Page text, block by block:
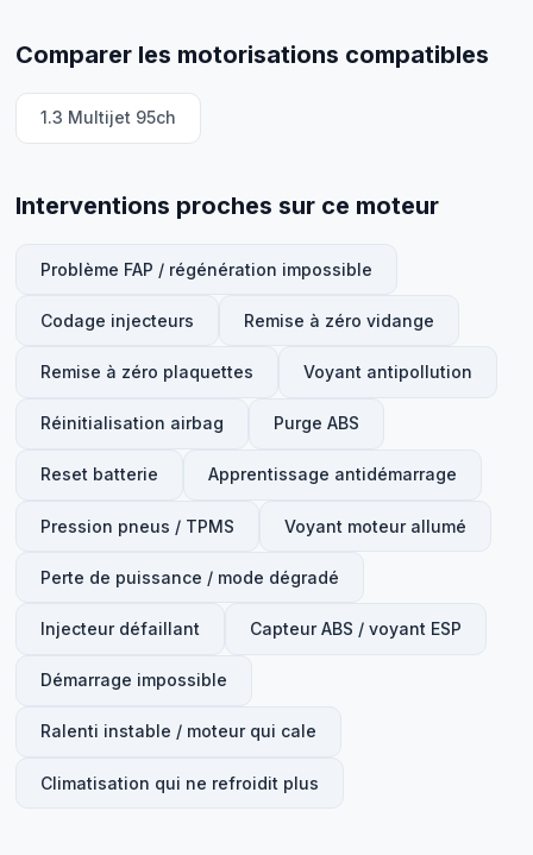
Comparer les motorisations compatibles
1.3 Multijet 95ch
Interventions proches sur ce moteur
Problème FAP / régénération impossible
Codage injecteurs Remise à zéro vidange
Remise à zéro plaquettes Voyant antipollution
Réinitialisation airbag Purge ABS
Reset batterie Apprentissage antidémarrage
Pression pneus / TPMS Voyant moteur allumé
Perte de puissance / mode dégradé
Injecteur défaillant Capteur ABS / voyant ESP
Démarrage impossible
Ralenti instable / moteur qui cale
Climatisation qui ne refroidit plus